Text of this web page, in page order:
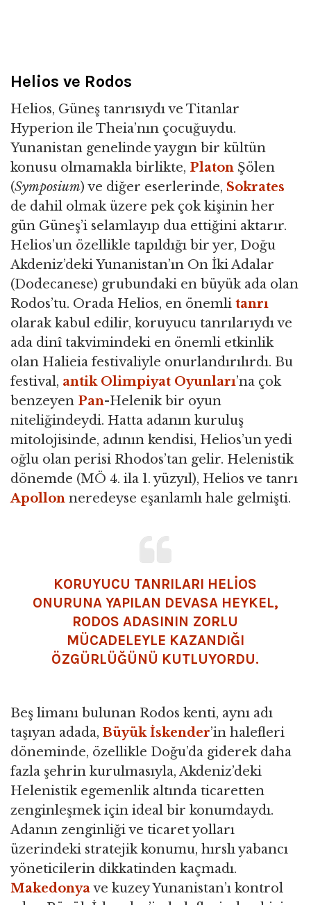
Helios ve Rodos
Helios, Güneş tanrısıydı ve Titanlar
Hyperion ile Theia’nın çocuğuydu.
Yunanistan genelinde yaygın bir kültün
konusu olmamakla birlikte, Platon Şölen
(Symposium) ve diğer eserlerinde, Sokrates
de dahil olmak üzere pek çok kişinin her
gün Güneş’i selamlayıp dua ettiğini aktarır.
Helios’un özellikle tapıldığı bir yer, Doğu
Akdeniz’deki Yunanistan’ın On İki Adalar
(Dodecanese) grubundaki en büyük ada olan
Rodos’tu. Orada Helios, en önemli tanrı
olarak kabul edilir, koruyucu tanrılarıydı ve
ada dinî takvimindeki en önemli etkinlik
olan Halieia festivaliyle onurlandırılırdı. Bu
festival, antik Olimpiyat Oyunları’na çok
benzeyen Pan-Helenik bir oyun
niteliğindeydi. Hatta adanın kuruluş
mitolojisinde, adının kendisi, Helios’un yedi
oğlu olan perisi Rhodos’tan gelir. Helenistik
dönemde (MÖ 4. ila 1. yüzyıl), Helios ve tanrı
Apollon neredeyse eşanlamlı hale gelmişti.
KORUYUCU TANRILARI HELİOS
ONURUNA YAPILAN DEVASA HEYKEL,
RODOS ADASININ ZORLU
MÜCADELEYLE KAZANDIĞI
ÖZGÜRLÜĞÜNÜ KUTLUYORDU.
Beş limanı bulunan Rodos kenti, aynı adı
taşıyan adada, Büyük İskender’in halefleri
döneminde, özellikle Doğu’da giderek daha
fazla şehrin kurulmasıyla, Akdeniz’deki
Helenistik egemenlik altında ticaretten
zenginleşmek için ideal bir konumdaydı.
Adanın zenginliği ve ticaret yolları
üzerindeki stratejik konumu, hırslı yabancı
yöneticilerin dikkatinden kaçmadı.
Makedonyave kuzey Yunanistan’ı kontrol